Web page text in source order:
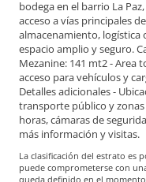
bodega en el barrio La
acceso a vías principales
almacenamiento, logística
espacio amplio y seguro.
Mezanine: 141 mt2 - Area
acceso para vehículos y
Detalles adicionales -
transporte público y zonas
horas, cámaras de
más información y visitas.
La clasificación del estrato es
puede comprometerse con
queda definido en el